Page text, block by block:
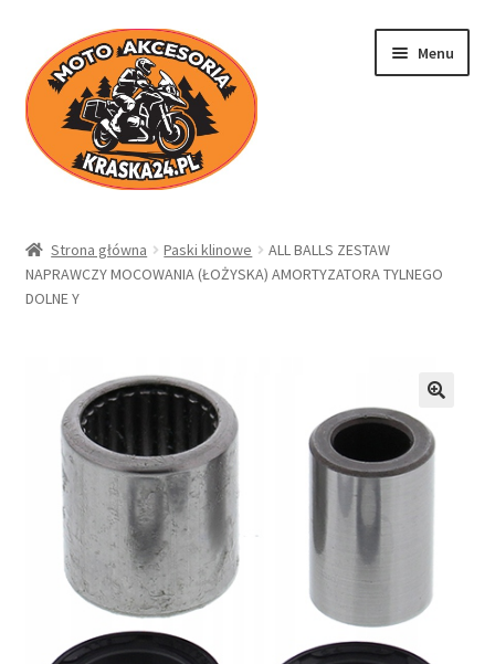
Przejdź
do
nawigacji
Przejdź
do
treści
Menu
Sklep
Moje konto
Regulamin
Polityka prywatności
Kontakt
Strona główna Paski klinowe
ALL BALLS ZESTAW
NAPRAWCZY MOCOWANIA (ŁOŻYSKA) AMORTYZATORA TYLNEGO
DOLNE Y